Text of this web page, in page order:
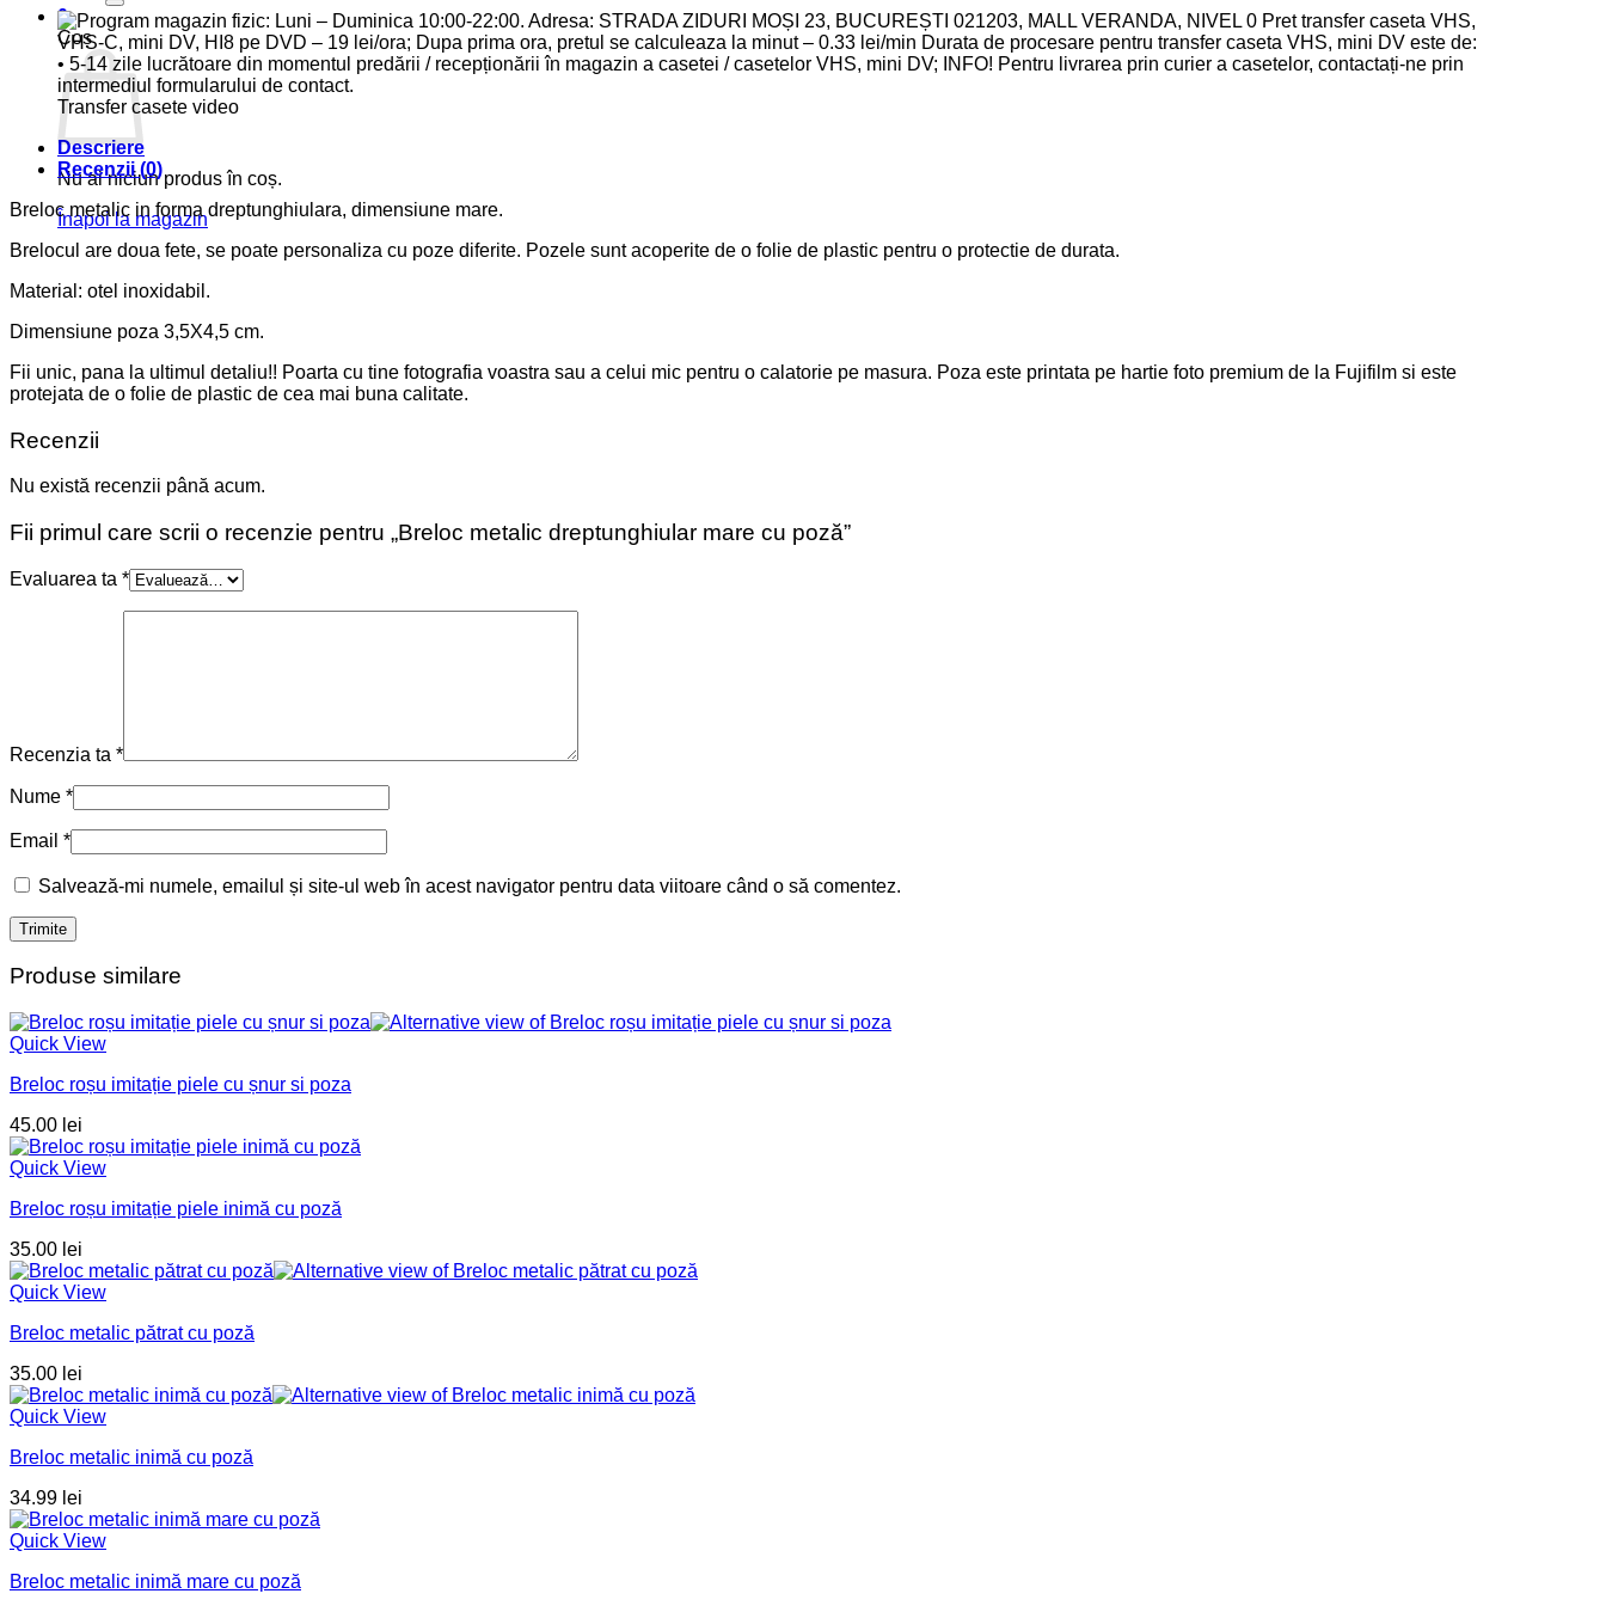
0
Coș
Nu ai niciun produs în coș.
Înapoi la magazin
Transfer casete video
Descriere
Recenzii (0)
Breloc metalic in forma dreptunghiulara, dimensiune mare.
Brelocul are doua fete, se poate personaliza cu poze diferite. Pozele sunt acoperite de o folie de plastic pentru o protectie de durata.
Material: otel inoxidabil.
Dimensiune poza 3,5X4,5 cm.
Fii unic, pana la ultimul detaliu!! Poarta cu tine fotografia voastra sau a celui mic pentru o calatorie pe masura. Poza este printata pe hartie foto premium de la Fujifilm si este
protejata de o folie de plastic de cea mai buna calitate.
Recenzii
Nu există recenzii până acum.
Fii primul care scrii o recenzie pentru „Breloc metalic dreptunghiular mare cu poză”
Evaluarea ta *
Recenzia ta *
Nume *
Email *
Salvează-mi numele, emailul și site-ul web în acest navigator pentru data viitoare când o să comentez.
Produse similare
Quick View
Breloc roșu imitație piele cu șnur si poza
45.00 lei
Quick View
Breloc roșu imitație piele inimă cu poză
35.00 lei
Quick View
Breloc metalic pătrat cu poză
35.00 lei
Quick View
Breloc metalic inimă cu poză
34.99 lei
Quick View
Breloc metalic inimă mare cu poză